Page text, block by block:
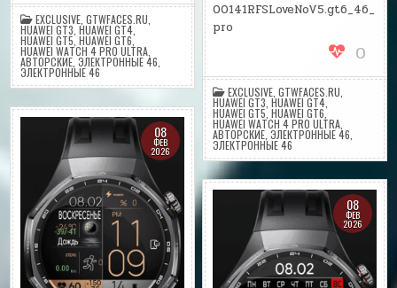
EXCLUSIVE ,GTWFACES.RU
HUAWEI GT3 ,HUAWEI GT4
HUAWEI GT5,HUAWEI GT6,
HUAWEI WATCH 4 PRO ULTRA
АВТОРСКИЕ ,ЭЛЕКТРОННЫЕ 46
ЭЛЕКТРОННЫЕ 46
00141RFSLoveNoV5.gt6_46_
pro
0
EXCLUSIVE ,GTWFACES.RU
HUAWEI GT3 ,HUAWEI GT4
HUAWEI GT5,HUAWEI GT6,
HUAWEI WATCH 4 PRO ULTRA
АВТОРСКИЕ ,ЭЛЕКТРОННЫЕ 46
ЭЛЕКТРОННЫЕ 46
08
ФЕВ
2026
08
ФЕВ
2026